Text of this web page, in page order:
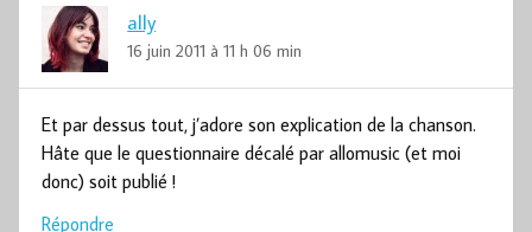
ally
16 juin 2011 à 11 h 06 min
Et par dessus tout, j’adore son explication de la chanson.
Hâte que le questionnaire décalé par allomusic (et moi
donc) soit publié !
Répondre